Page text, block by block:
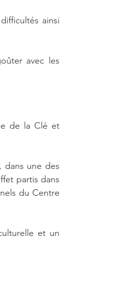
ainsi
avec les
de la Clé et
dans une des
partis dans
du Centre
et un